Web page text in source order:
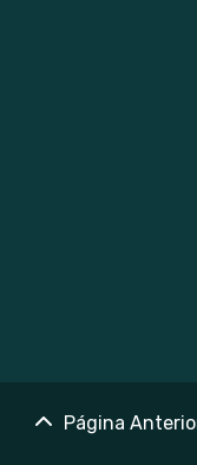
Página